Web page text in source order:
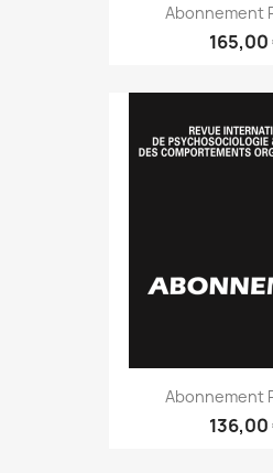
Abonnement
165,00
Abonnement
136,00